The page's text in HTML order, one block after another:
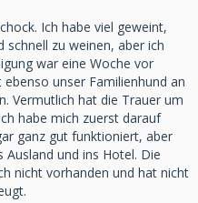
Ich habe viel geweint,
schnell zu weinen, aber ich
war eine Woche vor
unser Familienhund an
Vermutlich hat die Trauer um
habe mich zuerst darauf
ganz gut funktioniert, aber
und ins Hotel. Die
nicht vorhanden und hat nicht